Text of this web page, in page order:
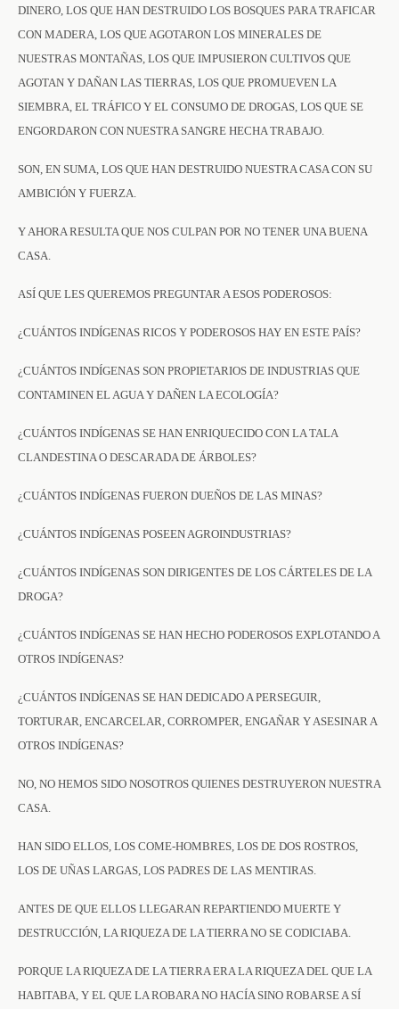
DINERO, LOS QUE HAN DESTRUIDO LOS BOSQUES PARA TRAFICAR
CON MADERA, LOS QUE AGOTARON LOS MINERALES DE
NUESTRAS MONTAÑAS, LOS QUE IMPUSIERON CULTIVOS QUE
AGOTAN Y DAÑAN LAS TIERRAS, LOS QUE PROMUEVEN LA
SIEMBRA, EL TRÁFICO Y EL CONSUMO DE DROGAS, LOS QUE SE
ENGORDARON CON NUESTRA SANGRE HECHA TRABAJO.
SON, EN SUMA, LOS QUE HAN DESTRUIDO NUESTRA CASA CON SU
AMBICIÓN Y FUERZA.
Y AHORA RESULTA QUE NOS CULPAN POR NO TENER UNA BUENA
CASA.
ASÍ QUE LES QUEREMOS PREGUNTAR A ESOS PODEROSOS:
¿CUÁNTOS INDÍGENAS RICOS Y PODEROSOS HAY EN ESTE PAÍS?
¿CUÁNTOS INDÍGENAS SON PROPIETARIOS DE INDUSTRIAS QUE
CONTAMINEN EL AGUA Y DAÑEN LA ECOLOGÍA?
¿CUÁNTOS INDÍGENAS SE HAN ENRIQUECIDO CON LA TALA
CLANDESTINA O DESCARADA DE ÁRBOLES?
¿CUÁNTOS INDÍGENAS FUERON DUEÑOS DE LAS MINAS?
¿CUÁNTOS INDÍGENAS POSEEN AGROINDUSTRIAS?
¿CUÁNTOS INDÍGENAS SON DIRIGENTES DE LOS CÁRTELES DE LA
DROGA?
¿CUÁNTOS INDÍGENAS SE HAN HECHO PODEROSOS EXPLOTANDO A
OTROS INDÍGENAS?
¿CUÁNTOS INDÍGENAS SE HAN DEDICADO A PERSEGUIR,
TORTURAR, ENCARCELAR, CORROMPER, ENGAÑAR Y ASESINAR A
OTROS INDÍGENAS?
NO, NO HEMOS SIDO NOSOTROS QUIENES DESTRUYERON NUESTRA
CASA.
HAN SIDO ELLOS, LOS COME-HOMBRES, LOS DE DOS ROSTROS,
LOS DE UÑAS LARGAS, LOS PADRES DE LAS MENTIRAS.
ANTES DE QUE ELLOS LLEGARAN REPARTIENDO MUERTE Y
DESTRUCCIÓN, LA RIQUEZA DE LA TIERRA NO SE CODICIABA.
PORQUE LA RIQUEZA DE LA TIERRA ERA LA RIQUEZA DEL QUE LA
HABITABA, Y EL QUE LA ROBARA NO HACÍA SINO ROBARSE A SÍ